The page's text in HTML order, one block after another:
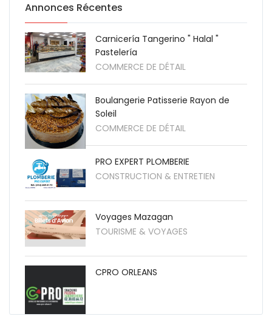
Annonces Récentes
Carnicería Tangerino " Halal "
Pastelería
COMMERCE DE DÉTAIL
Boulangerie Patisserie Rayon de
Soleil
COMMERCE DE DÉTAIL
PRO EXPERT PLOMBERIE
CONSTRUCTION & ENTRETIEN
Voyages Mazagan
TOURISME & VOYAGES
CPRO ORLEANS